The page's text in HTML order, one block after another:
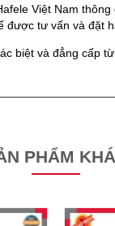
Việt Nam
được tư vấn và đặt
biệt và đẳng cấp
PHẨM